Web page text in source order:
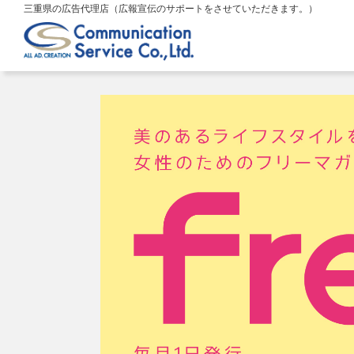
三重県の広告代理店（広報宣伝のサポートをさせていただきます。）